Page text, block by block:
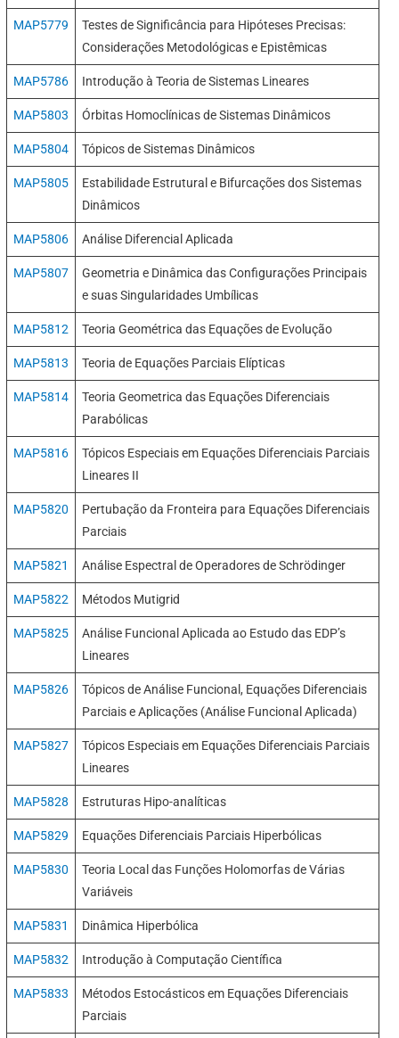
MAP5779
Testes de Significância para Hipóteses Precisas:
Considerações Metodológicas e Epistêmicas
MAP5786 Introdução à Teoria de Sistemas Lineares
MAP5803 Órbitas Homoclínicas de Sistemas Dinâmicos
MAP5804 Tópicos de Sistemas Dinâmicos
MAP5805
Estabilidade Estrutural e Bifurcações dos Sistemas
Dinâmicos
MAP5806 Análise Diferencial Aplicada
MAP5807
Geometria e Dinâmica das Configurações Principais
e suas Singularidades Umbílicas
MAP5812 Teoria Geométrica das Equações de Evolução
MAP5813 Teoria de Equações Parciais Elípticas
MAP5814
Teoria Geometrica das Equações Diferenciais
Parabólicas
MAP5816
Tópicos Especiais em Equações Diferenciais Parciais
Lineares II
MAP5820
Pertubação da Fronteira para Equações Diferenciais
Parciais
MAP5821 Análise Espectral de Operadores de Schrödinger
MAP5822 Métodos Mutigrid
MAP5825
Análise Funcional Aplicada ao Estudo das EDP’s
Lineares
MAP5826
Tópicos de Análise Funcional, Equações Diferenciais
Parciais e Aplicações (Análise Funcional Aplicada)
MAP5827
Tópicos Especiais em Equações Diferenciais Parciais
Lineares
MAP5828 Estruturas Hipo-analíticas
MAP5829 Equações Diferenciais Parciais Hiperbólicas
MAP5830
Teoria Local das Funções Holomorfas de Várias
Variáveis
MAP5831 Dinâmica Hiperbólica
MAP5832 Introdução à Computação Científica
MAP5833
Métodos Estocásticos em Equações Diferenciais
Parciais